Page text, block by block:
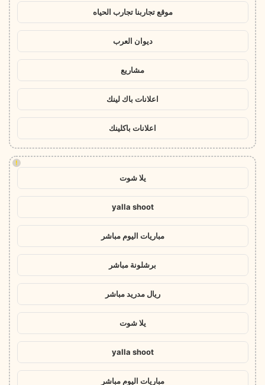
موقع تجاربنا تجارب الحياه
ديوان العرب
مشاريع
اعلانات باك لينك
اعلانات باكلينك
!
يلا شوت
yalla shoot
مباريات اليوم مباشر
برشلونة مباشر
ريال مدريد مباشر
يلا شوت
yalla shoot
مباريات اليوم مباشر